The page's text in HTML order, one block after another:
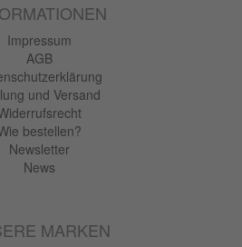
Impressum
AGB
und Versand
bestellen?
Newsletter
News
MARKEN